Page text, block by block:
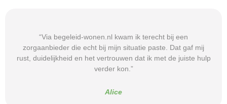
“Via begeleid-wonen.nl kwam ik terecht bij een
zorgaanbieder die echt bij mijn situatie paste. Dat gaf mij
rust, duidelijkheid en het vertrouwen dat ik met de juiste hulp
verder kon.”
Alice